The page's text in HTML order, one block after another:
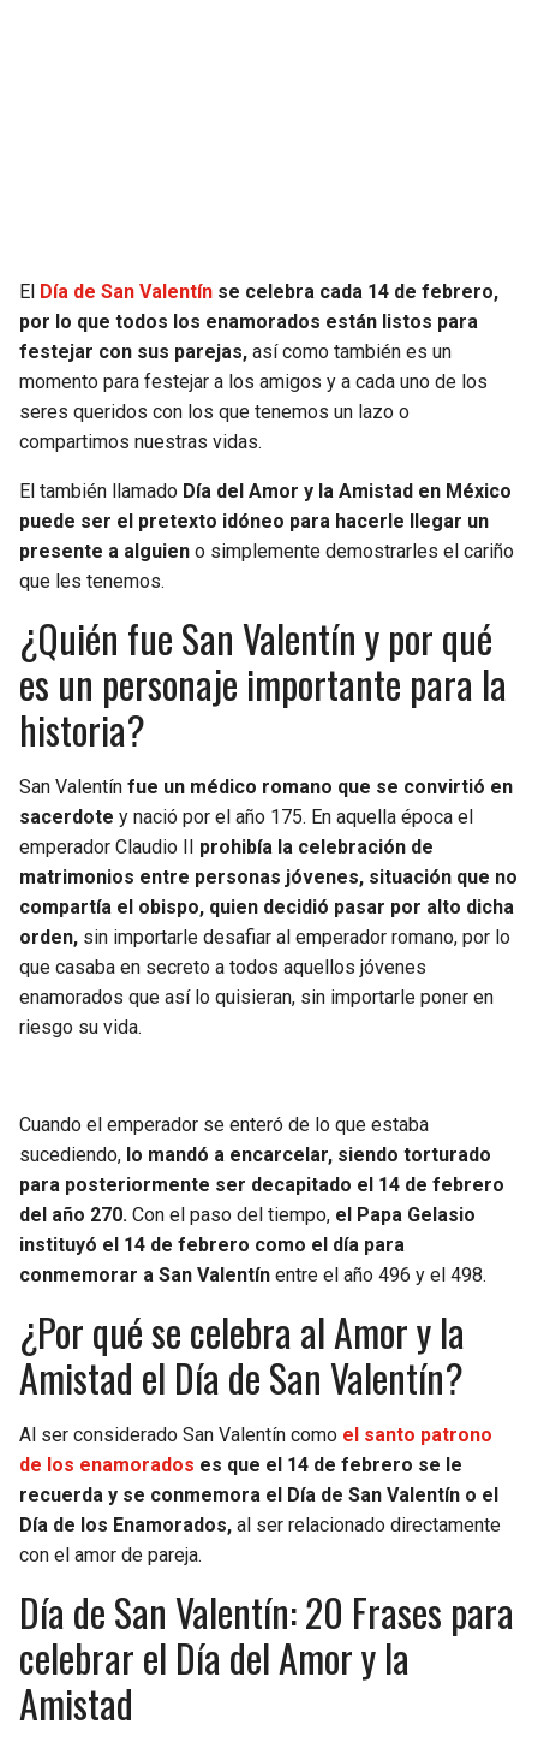
El Día de San Valentín se celebra cada 14 de febrero,
por lo que todos los enamorados están listos para
festejar con sus parejas, así como también es un
momento para festejar a los amigos y a cada uno de los
seres queridos con los que tenemos un lazo o
compartimos nuestras vidas.
El también llamado Día del Amor y la Amistad en México
puede ser el pretexto idóneo para hacerle llegar un
presente a alguien o simplemente demostrarles el cariño
que les tenemos.
¿Quién fue San Valentín y por qué
es un personaje importante para la
historia?
San Valentín fue un médico romano que se convirtió en
sacerdote y nació por el año 175. En aquella época el
emperador Claudio II prohibía la celebración de
matrimonios entre personas jóvenes, situación que no
compartía el obispo, quien decidió pasar por alto dicha
orden, sin importarle desafiar al emperador romano, por lo
que casaba en secreto a todos aquellos jóvenes
enamorados que así lo quisieran, sin importarle poner en
riesgo su vida.
Cuando el emperador se enteró de lo que estaba
sucediendo, lo mandó a encarcelar, siendo torturado
para posteriormente ser decapitado el 14 de febrero
del año 270. Con el paso del tiempo, el Papa Gelasio
instituyó el 14 de febrero como el día para
conmemorar a San Valentín entre el año 496 y el 498.
¿Por qué se celebra al Amor y la
Amistad el Día de San Valentín?
Al ser considerado San Valentín como el santo patrono
de los enamorados es que el 14 de febrero se le
recuerda y se conmemora el Día de San Valentín o el
Día de los Enamorados, al ser relacionado directamente
con el amor de pareja.
Día de San Valentín: 20 Frases para
celebrar el Día del Amor y la
Amistad